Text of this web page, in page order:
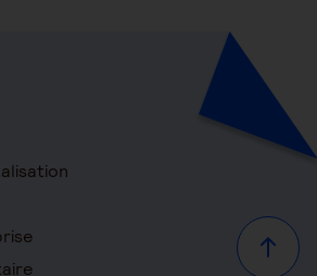
Haut